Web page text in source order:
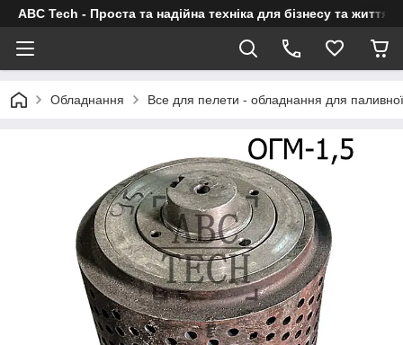
ABC Tech - Проста та надійна техніка для бізнесу та життя
Обладнання Все для пелети - обладнання для